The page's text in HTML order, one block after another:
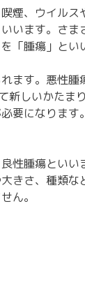
煙、ウイル
います。さ
「腫瘍」とい
ます。悪性
新しいかたま
要になります
性腫瘍とい
きさ、種類
ん。